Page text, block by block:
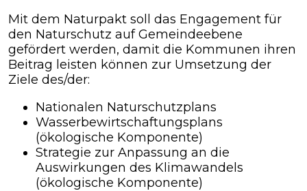
Mit dem Naturpakt soll das Engagement für
den Naturschutz auf Gemeindeebene
gefördert werden, damit die Kommunen ihren
Beitrag leisten können zur Umsetzung der
Ziele des/der:
Nationalen Naturschutzplans
Wasserbewirtschaftungsplans
(ökologische Komponente)
Strategie zur Anpassung an die
Auswirkungen des Klimawandels
(ökologische Komponente)